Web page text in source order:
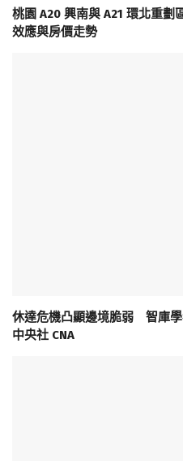
桃園 A20 興南與 A21 環北重劃
效應與房價走勢
休達危機凸顯邊境脆弱 智庫
中央社 CNA